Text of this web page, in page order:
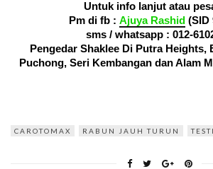
Untuk info lanjut atau
Pm di fb : Ajuya Rashid (SID
sms / whatsapp : 012-
Pengedar Shaklee Di Putra Heights,
Puchong, Seri Kembangan dan Alam
CAROTOMAX RABUN JAUH TURUN